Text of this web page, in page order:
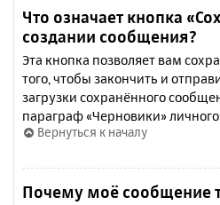
Что означает кнопка
создании сообщения?
Эта кнопка позволяет вам
того, чтобы закончить и
загрузки сохранённого
параграф «Черновики»
Вернуться к началу
Почему моё сообщение